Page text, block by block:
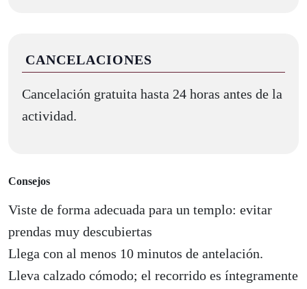
CANCELACIONES
Cancelación gratuita hasta 24 horas antes de la
actividad.
Consejos
Viste de forma adecuada para un templo: evitar
prendas muy descubiertas
Llega con al menos 10 minutos de antelación.
Lleva calzado cómodo; el recorrido es íntegramente